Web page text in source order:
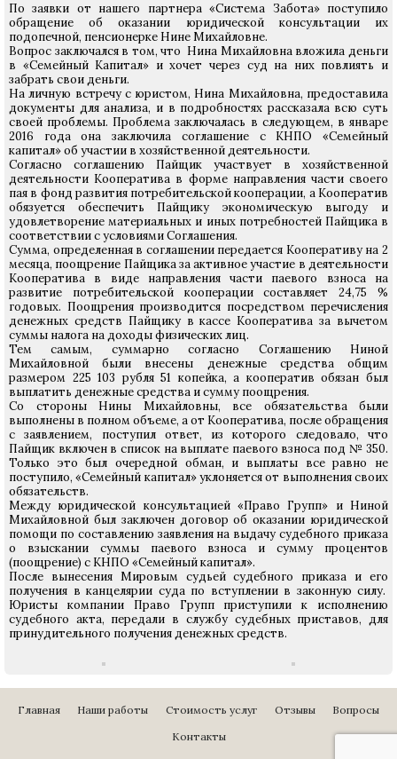
По заявки от нашего партнера «Система Забота» поступило
обращение об оказании юридической консультации их
подопечной, пенсионерке Нине Михайловне.
Вопрос заключался в том, что Нина Михайловна вложила деньги
в «Семейный Капитал» и хочет через суд на них повлиять и
забрать свои деньги.
На личную встречу с юристом, Нина Михайловна, предоставила
документы для анализа, и в подробностях рассказала всю суть
своей проблемы. Проблема заключалась в следующем, в январе
2016 года она заключила соглашение с КНПО «Семейный
капитал» об участии в хозяйственной деятельности.
Согласно соглашению Пайщик участвует в хозяйственной
деятельности Кооператива в форме направления части своего
пая в фонд развития потребительской кооперации, а Кооператив
обязуется обеспечить Пайщику экономическую выгоду и
удовлетворение материальных и иных потребностей Пайщика в
соответствии с условиями Соглашения.
Сумма, определенная в соглашении передается Кооперативу на 2
месяца, поощрение Пайщика за активное участие в деятельности
Кооператива в виде направления части паевого взноса на
развитие потребительской кооперации составляет 24,75 %
годовых. Поощрения производится посредством перечисления
денежных средств Пайщику в кассе Кооператива за вычетом
суммы налога на доходы физических лиц.
Тем самым, суммарно согласно Соглашению Ниной
Михайловной были внесены денежные средства общим
размером 225 103 рубля 51 копейка, а кооператив обязан был
выплатить денежные средства и сумму поощрения.
Со стороны Нины Михайловны, все обязательства были
выполнены в полном объеме, а от Кооператива, после обращения
с заявлением, поступил ответ, из которого следовало, что
Пайщик включен в список на выплате паевого взноса под № 350.
Только это был очередной обман, и выплаты все равно не
поступило, «Семейный капитал» уклоняется от выполнения своих
обязательств.
Между юридической консультацией «Право Групп» и Ниной
Михайловной был заключен договор об оказании юридической
помощи по составлению заявления на выдачу судебного приказа
о взыскании суммы паевого взноса и сумму процентов
(поощрение) с КНПО «Семейный капитал».
После вынесения Мировым судьей судебного приказа и его
получения в канцелярии суда по вступлении в законную силу.
Юристы компании Право Групп приступили к исполнению
судебного акта, передали в службу судебных приставов, для
принудительного получения денежных средств.
Главная Наши работы Стоимость услуг Отзывы
Вопросы
Контакты